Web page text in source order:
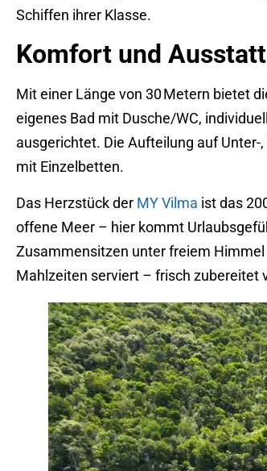
Schiffen ihrer Klasse.
Komfort und
Mit einer Länge von 30 Metern bietet
eigenes Bad mit Dusche/WC,
ausgerichtet. Die Aufteilung auf
mit Einzelbetten.
Das Herzstück der MY Vilma ist das
offene Meer – hier kommt
Zusammensitzen unter freiem
Mahlzeiten serviert – frisch zubereitet